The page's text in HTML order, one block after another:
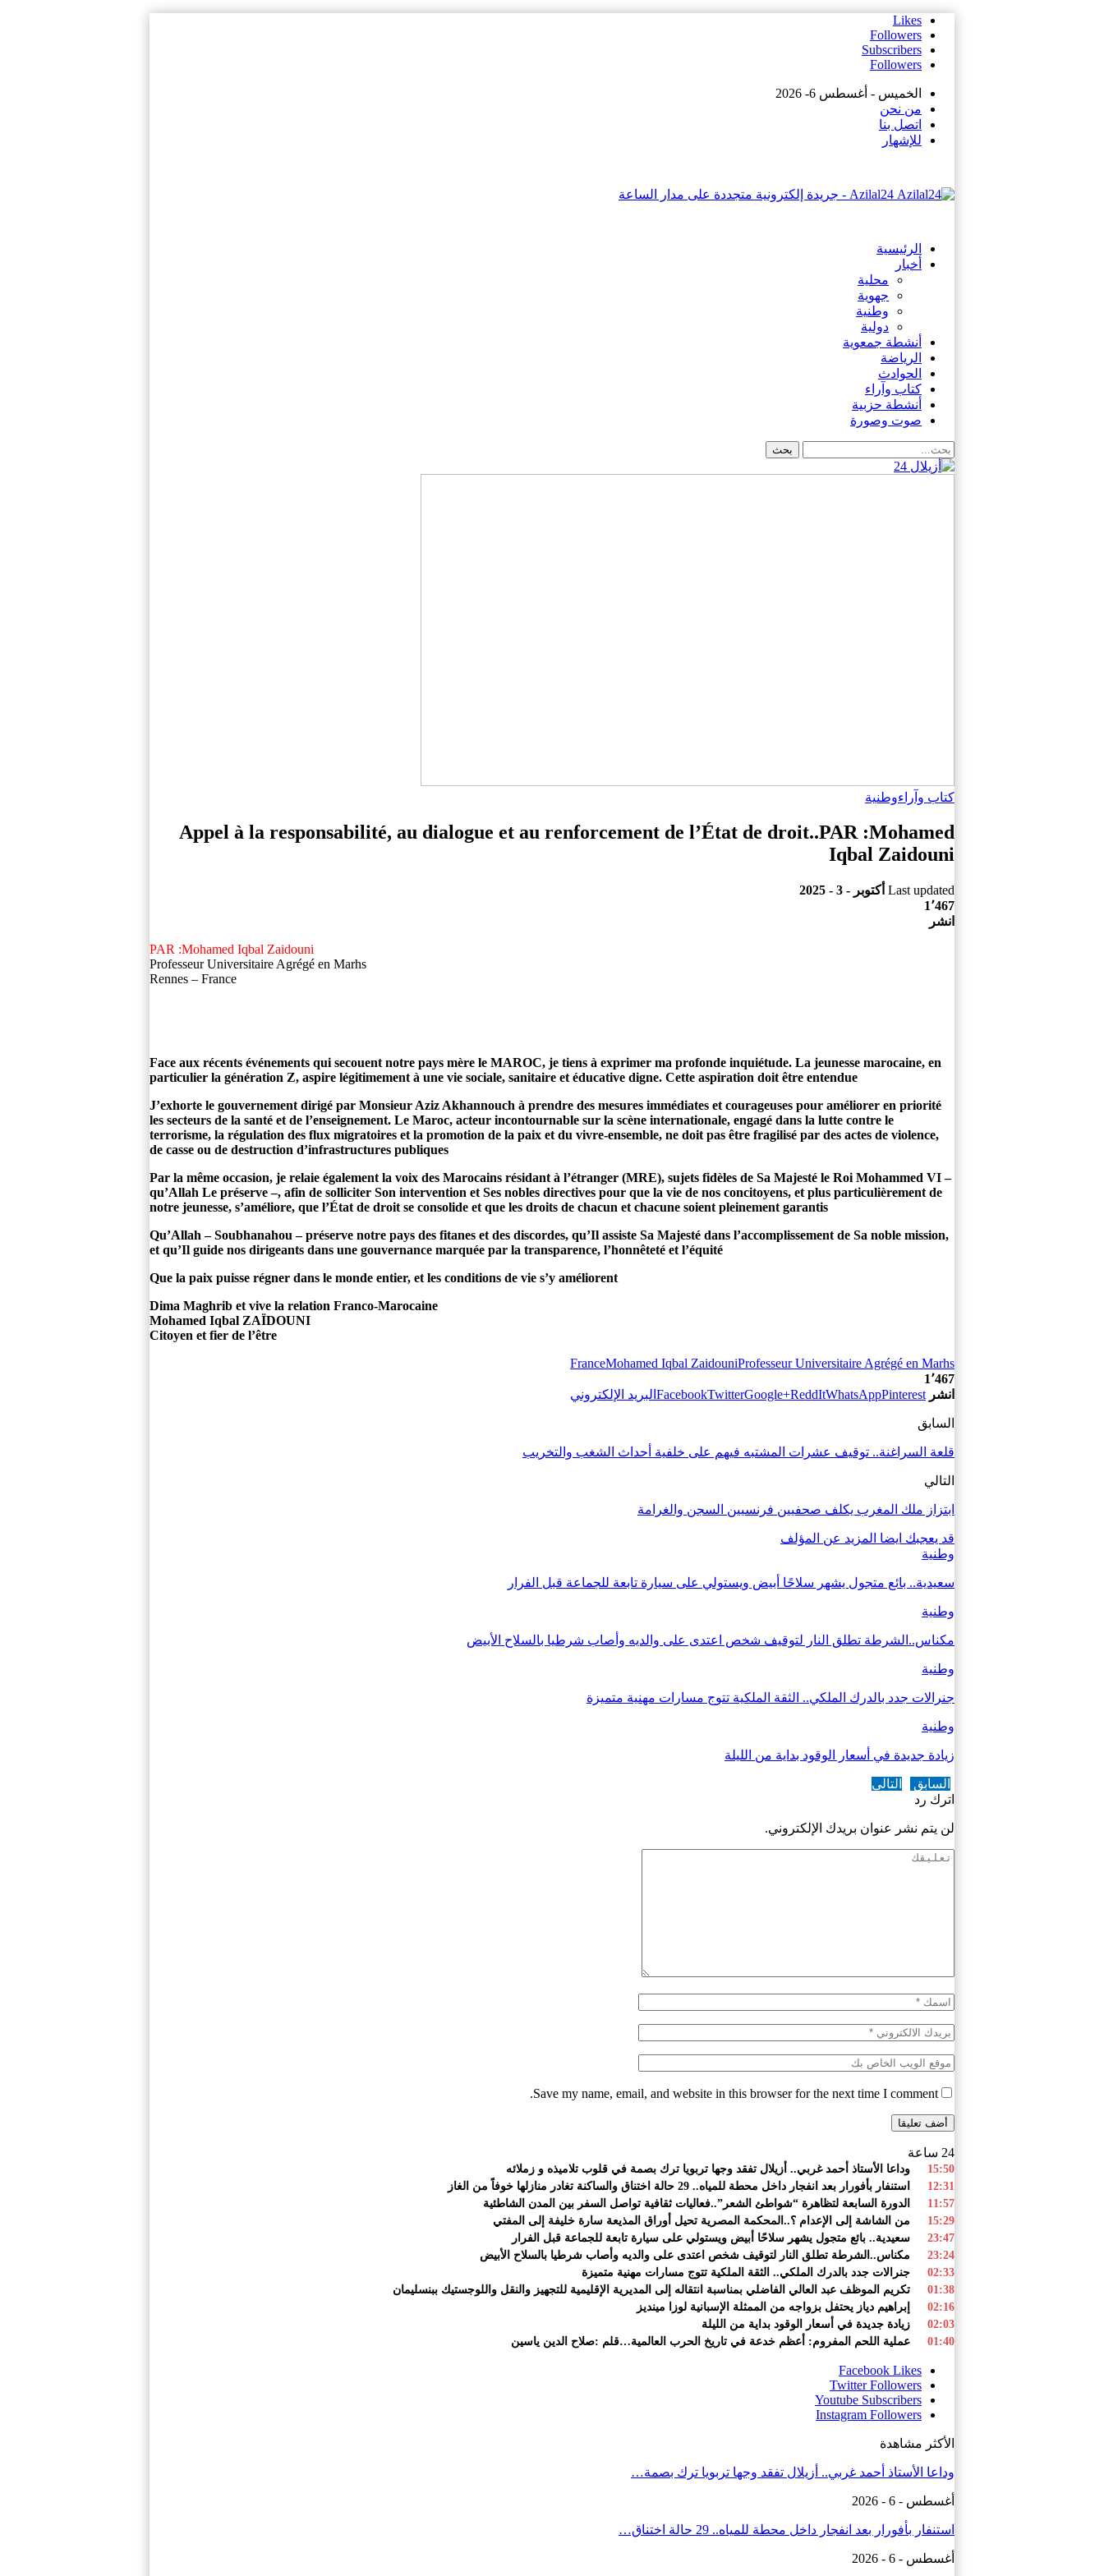
Likes
Followers
Subscribers
Followers
الخميس - أغسطس 6- 2026
من نحن
اتصل بنا
للإشهار
Azilal24 - جريدة إلكترونية متجددة على مدار الساعة
الرئيسية
أخبار
محلية
جهوية
وطنية
دولية
أنشطة جمعوية
الرياضة
الحوادث
كتاب وآراء
أنشطة حزبية
صوت وصورة
كتاب وآراءوطنية
Appel à la responsabilité, au dialogue et au renforcement de l’État de droit..PAR :Mohamed
Iqbal Zaidouni
Last updated أكتوبر - 3 - 2025
1٬467
انشر
PAR :Mohamed Iqbal Zaidouni
Professeur Universitaire Agrégé en Marhs
Rennes – France
Face aux récents événements qui secouent notre pays mère le MAROC, je tiens à exprimer ma profonde inquiétude. La jeunesse marocaine, en
particulier la génération Z, aspire légitimement à une vie sociale, sanitaire et éducative digne. Cette aspiration doit être entendue
J’exhorte le gouvernement dirigé par Monsieur Aziz Akhannouch à prendre des mesures immédiates et courageuses pour améliorer en priorité
les secteurs de la santé et de l’enseignement. Le Maroc, acteur incontournable sur la scène internationale, engagé dans la lutte contre le
terrorisme, la régulation des flux migratoires et la promotion de la paix et du vivre-ensemble, ne doit pas être fragilisé par des actes de violence,
de casse ou de destruction d’infrastructures publiques
Par la même occasion, je relaie également la voix des Marocains résidant à l’étranger (MRE), sujets fidèles de Sa Majesté le Roi Mohammed VI –
qu’Allah Le préserve –, afin de solliciter Son intervention et Ses nobles directives pour que la vie de nos concitoyens, et plus particulièrement de
notre jeunesse, s’améliore, que l’État de droit se consolide et que les droits de chacun et chacune soient pleinement garantis
Qu’Allah – Soubhanahou – préserve notre pays des fitanes et des discordes, qu’Il assiste Sa Majesté dans l’accomplissement de Sa noble mission,
et qu’Il guide nos dirigeants dans une gouvernance marquée par la transparence, l’honnêteté et l’équité
Que la paix puisse régner dans le monde entier, et les conditions de vie s’y améliorent
Dima Maghrib et vive la relation Franco-Marocaine
Mohamed Iqbal ZAÏDOUNI
Citoyen et fier de l’être
FranceMohamed Iqbal ZaidouniProfesseur Universitaire Agrégé en Marhs
1٬467
انشر
FacebookTwitterGoogle+ReddItWhatsAppPinterest البريد الإلكتروني
السابق
قلعة السراغنة.. توقيف عشرات المشتبه فيهم على خلفية أحداث الشغب والتخريب
التالي
ابتزاز ملك المغرب يكلف صحفيين فرنسيين السجن والغرامة
قد يعجبك ايضا المزيد عن المؤلف
وطنية
سعيدية.. بائع متجول يشهر سلاحًا أبيض ويستولي على سيارة تابعة للجماعة قبل الفرار
وطنية
مكناس..الشرطة تطلق النار لتوقيف شخص اعتدى على والديه وأصاب شرطيا بالسلاح الأبيض
وطنية
جنرالات جدد بالدرك الملكي.. الثقة الملكية تتوج مسارات مهنية متميزة
وطنية
زيادة جديدة في أسعار الوقود بداية من الليلة
السابق
التالي
اترك رد
لن يتم نشر عنوان بريدك الإلكتروني.
Save my name, email, and website in this browser for the next time I comment.
24 ساعة
15:50
وداعا الأستاذ أحمد غربي.. أزيلال تفقد وجها تربويا ترك بصمة في قلوب تلاميذه و زملائه
12:31
استنفار بأفورار بعد انفجار داخل محطة للمياه.. 29 حالة اختناق والساكنة تغادر منازلها خوفاً من الغاز
11:57
الدورة السابعة لتظاهرة “شواطئ الشعر”..فعاليات ثقافية تواصل السفر بين المدن الشاطئية
15:29
من الشاشة إلى الإعدام ؟..المحكمة المصرية تحيل أوراق المذيعة سارة خليفة إلى المفتي
23:47
سعيدية.. بائع متجول يشهر سلاحًا أبيض ويستولي على سيارة تابعة للجماعة قبل الفرار
23:24
مكناس..الشرطة تطلق النار لتوقيف شخص اعتدى على والديه وأصاب شرطيا بالسلاح الأبيض
02:33
جنرالات جدد بالدرك الملكي.. الثقة الملكية تتوج مسارات مهنية متميزة
01:38
تكريم الموظف عبد العالي الفاضلي بمناسبة انتقاله إلى المديرية الإقليمية للتجهيز والنقل واللوجستيك ببنسليمان
02:16
إبراهيم دياز يحتفل بزواجه من الممثلة الإسبانية لوزا مينديز
02:03
زيادة جديدة في أسعار الوقود بداية من الليلة
01:40
عملية اللحم المفروم: أعظم خدعة في تاريخ الحرب العالمية…قلم :صلاح الدين ياسين
Facebook Likes
Twitter Followers
Youtube Subscribers
Instagram Followers
الأكثر مشاهدة
وداعا الأستاذ أحمد غربي.. أزيلال تفقد وجها تربويا ترك بصمة…
أغسطس - 6 - 2026
استنفار بأفورار بعد انفجار داخل محطة للمياه.. 29 حالة اختناق…
أغسطس - 6 - 2026